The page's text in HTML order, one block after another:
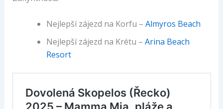
Nejlepší zájezd na Korfu – Almyros Beach
Nejlepší zájezd na Krétu – Arina Beach
Resort